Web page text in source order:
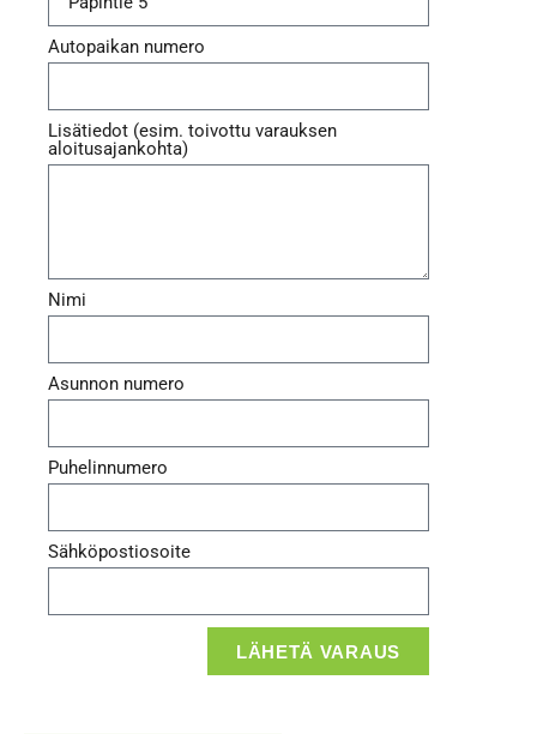
Autopaikan numero
Lisätiedot (esim. toivottu varauksen
aloitusajankohta)
Nimi
Asunnon numero
Puhelinnumero
Sähköpostiosoite
LÄHETÄ VARAUS